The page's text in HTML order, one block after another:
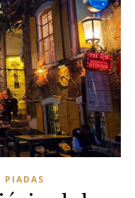
PIADAS